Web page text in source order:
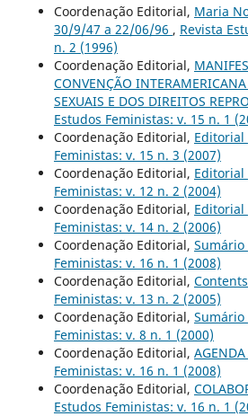
Coordenação Editorial, Maria
30/9/47 a 22/06/96 , Revista
n. 2 (1996)
Coordenação Editorial,
CONVENÇÃO
SEXUAIS E DOS DIREITOS
Estudos Feministas: v. 15 n. 1
Coordenação Editorial, Editorial
Feministas: v. 15 n. 3 (2007)
Coordenação Editorial, Editorial
Feministas: v. 12 n. 2 (2004)
Coordenação Editorial, Editorial
Feministas: v. 14 n. 2 (2006)
Coordenação Editorial, Sumário
Feministas: v. 16 n. 1 (2008)
Coordenação Editorial, Contents
Feministas: v. 13 n. 2 (2005)
Coordenação Editorial, Sumário
Feministas: v. 8 n. 1 (2000)
Coordenação Editorial, AGENDA
Feministas: v. 16 n. 1 (2008)
Coordenação Editorial,
Estudos Feministas: v. 16 n. 1